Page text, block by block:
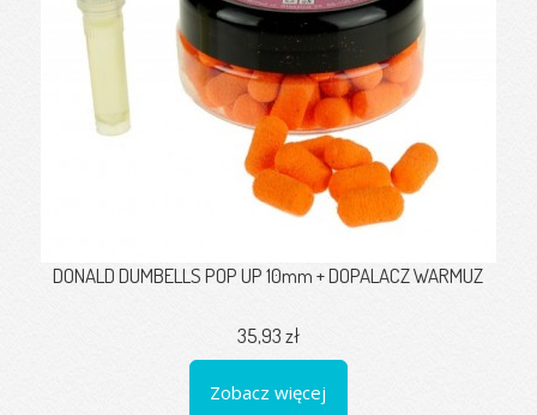
DONALD DUMBELLS POP UP 10mm + DOPALACZ WARMUZ
35,93 zł
Zobacz więcej